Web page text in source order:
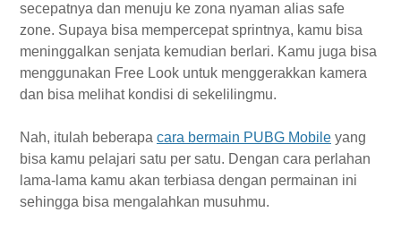
secepatnya dan menuju ke zona nyaman alias safe
zone. Supaya bisa mempercepat sprintnya, kamu bisa
meninggalkan senjata kemudian berlari. Kamu juga bisa
menggunakan Free Look untuk menggerakkan kamera
dan bisa melihat kondisi di sekelilingmu.
Nah, itulah beberapa cara bermain PUBG Mobile yang
bisa kamu pelajari satu per satu. Dengan cara perlahan
lama-lama kamu akan terbiasa dengan permainan ini
sehingga bisa mengalahkan musuhmu.